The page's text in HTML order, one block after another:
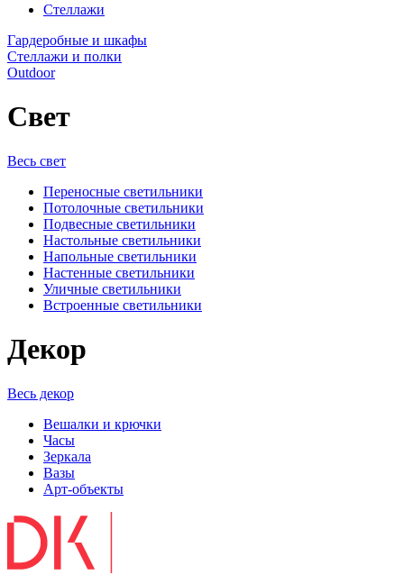
Стеллажи
Гардеробные и шкафы
Стеллажи и полки
Outdoor
Свет
Весь свет
Переносные светильники
Потолочные светильники
Подвесные светильники
Настольные светильники
Напольные светильники
Настенные светильники
Уличные светильники
Встроенные светильники
Декор
Весь декор
Вешалки и крючки
Часы
Зеркала
Вазы
Арт-объекты